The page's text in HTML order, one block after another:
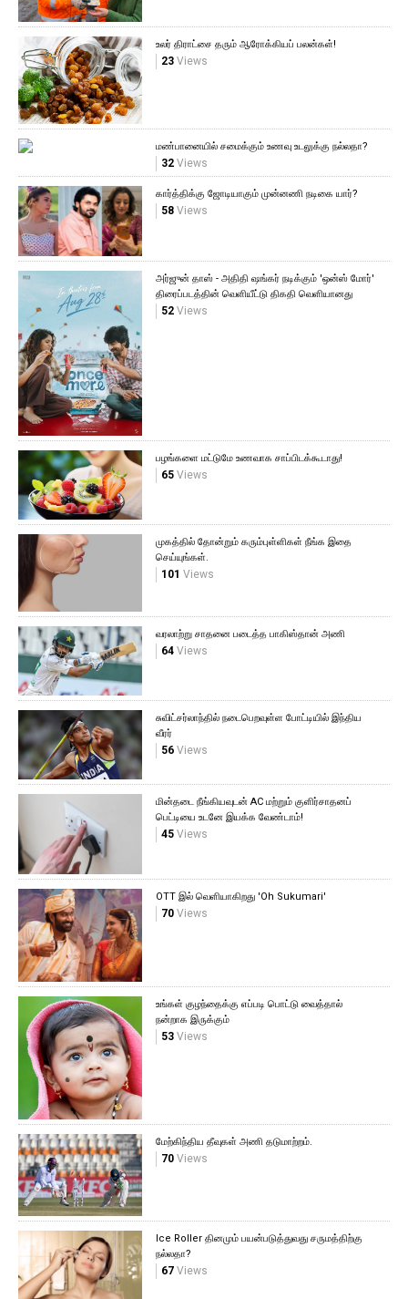
உலர் திராட்சை தரும் ஆரோக்கியப் பலன்கள்!
23Views
மண்பானையில் சமைக்கும் உணவு உடலுக்கு நல்லதா?
32Views
கார்த்திக்கு ஜோடியாகும் முன்னணி நடிகை யார்?
58Views
அர்ஜுன் தாஸ் - அதிதி ஷங்கர் நடிக்கும் 'ஒன்ஸ் மோர்'
திரைப்படத்தின் வெளியீட்டு திகதி வெளியானது
52Views
பழங்களை மட்டுமே உணவாக சாப்பிடக்கூடாது!
65Views
முகத்தில் தோன்றும் கரும்புள்ளிகள் நீங்க இதை
செய்யுங்கள்.
101 Views
வரலாற்று சாதனை படைத்த பாகிஸ்தான் அணி
64Views
சுவிட்சர்லாந்தில் நடைபெறவுள்ள போட்டியில் இந்திய
வீரர்
56Views
மின்தடை நீங்கியவுடன் AC மற்றும் குளிர்சாதனப்
பெட்டியை உடனே இயக்க வேண்டாம்!
45Views
OTT இல் வெளியாகிறது 'Oh Sukumari'
70Views
உங்கள் குழந்தைக்கு எப்படி பொட்டு வைத்தால்
நன்றாக இருக்கும்
53Views
மேற்கிந்திய தீவுகள் அணி தடுமாற்றம்.
70Views
Ice Roller தினமும் பயன்படுத்துவது சருமத்திற்கு
நல்லதா?
67Views